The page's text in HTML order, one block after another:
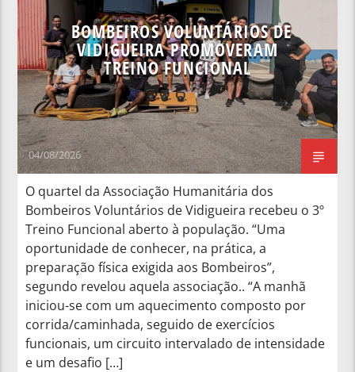
BOMBEIROS VOLUNTÁRIOS DE
VIDIGUEIRA PROMOVERAM
TREINO FUNCIONAL
04/08/2026
O quartel da Associação Humanitária dos
Bombeiros Voluntários de Vidigueira recebeu o 3º
Treino Funcional aberto à população. “Uma
oportunidade de conhecer, na prática, a
preparação física exigida aos Bombeiros”,
segundo revelou aquela associação.. “A manhã
iniciou-se com um aquecimento composto por
corrida/caminhada, seguido de exercícios
funcionais, um circuito intervalado de intensidade
e um desafio […]